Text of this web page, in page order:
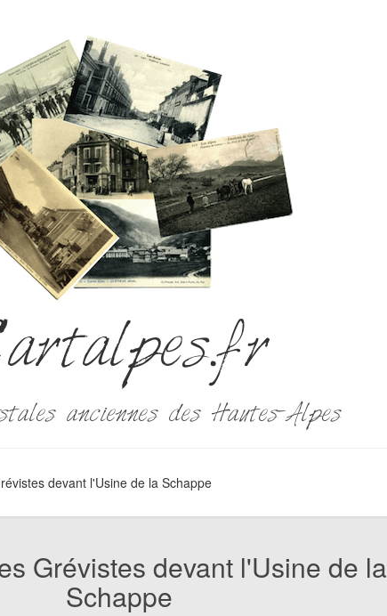
anciennes des Hautes-Alpes
devant l'Usine de la Schappe
Grévistes devant l'Usine de la
Schappe